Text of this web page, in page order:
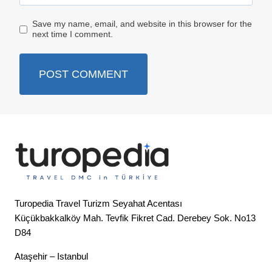
Save my name, email, and website in this browser for the
next time I comment.
Turopedia Travel Turizm Seyahat Acentası
Küçükbakkalköy Mah. Tevfik Fikret Cad. Derebey Sok. No13
D84
Ataşehir – Istanbul